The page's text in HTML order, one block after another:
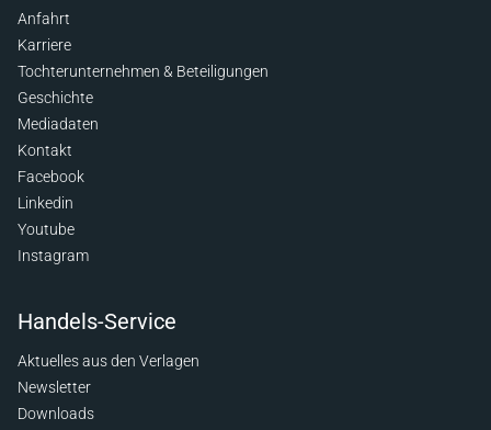
Anfahrt
Karriere
Tochterunternehmen & Beteiligungen
Geschichte
Mediadaten
Kontakt
Facebook
Linkedin
Youtube
Instagram
Handels-Service
Aktuelles aus den Verlagen
Newsletter
Downloads